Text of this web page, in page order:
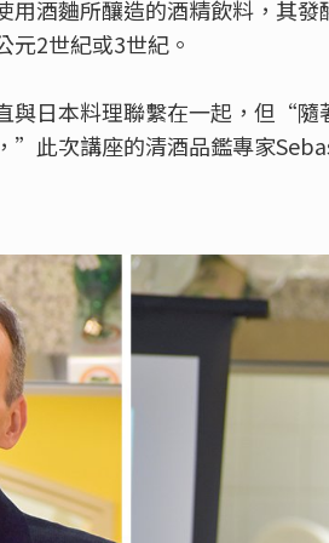
用酒麯所釀造的酒精飲料，其
元2世紀或3世紀。
與日本料理聯繫在一起，但“
”此次講座的清酒品鑑專家